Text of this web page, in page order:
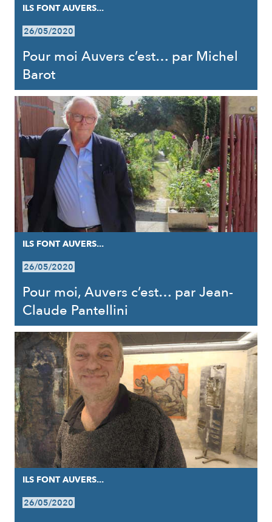
ILS FONT AUVERS...
26/05/2020
Pour moi Auvers c’est… par Michel
Barot
ILS FONT AUVERS...
26/05/2020
Pour moi, Auvers c’est… par Jean-
Claude Pantellini
ILS FONT AUVERS...
26/05/2020